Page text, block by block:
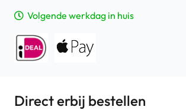
Volgende werkdag in huis
Direct erbij bestellen